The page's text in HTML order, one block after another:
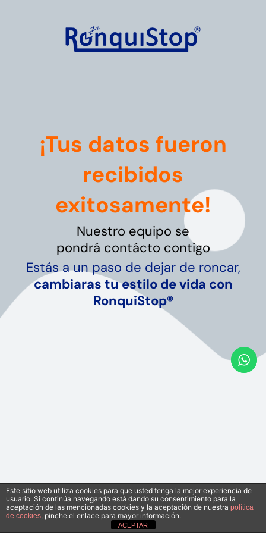
¡Tus datos fueron
recibidos
exitosamente!
Nuestro equipo se
pondrá contácto contigo
Estás a un paso de dejar de roncar,
cambiaras tu estilo de vida con
RonquiStop®
Este sitio web utiliza cookies para que usted tenga la mejor experiencia de
usuario. Si continúa navegando está dando su consentimiento para la
aceptación de las mencionadas cookies y la aceptación de nuestra política
de cookies, pinche el enlace para mayor información.
ACEPTAR